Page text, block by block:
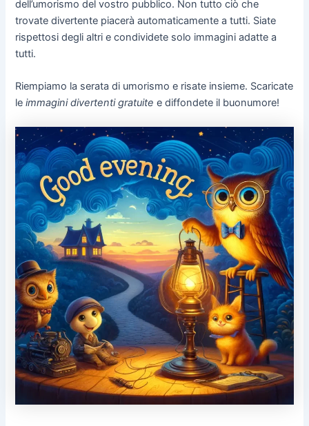
dell’umorismo del vostro pubblico. Non tutto ciò che
trovate divertente piacerà automaticamente a tutti. Siate
rispettosi degli altri e condividete solo immagini adatte a
tutti.
Riempiamo la serata di umorismo e risate insieme. Scaricate
leimmagini divertenti gratuite e diffondete il buonumore!